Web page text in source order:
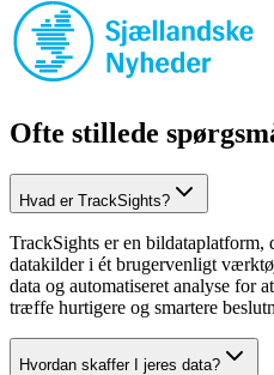
Ofte stillede
Hvad er TrackSights?
TrackSights er en bildataplatform,
datakilder i ét brugervenligt
data og automatiseret analyse for
træffe hurtigere og smartere
Hvordan skaffer I jeres data?